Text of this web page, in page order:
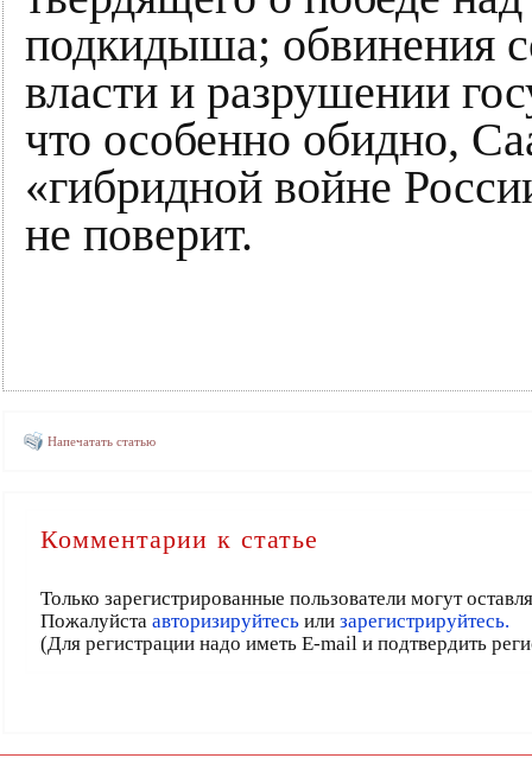
подкидыша; обвинения
власти и разрушении
что особенно обидно,
«гибридной войне
не поверит.
Напечатать статью
Комментарии к статье
Только зарегистрированные пользователи могут
Пожалуйста авторизируйтесь или зарегистрируйтесь.
(Для регистрации надо иметь E-mail и подтвердить